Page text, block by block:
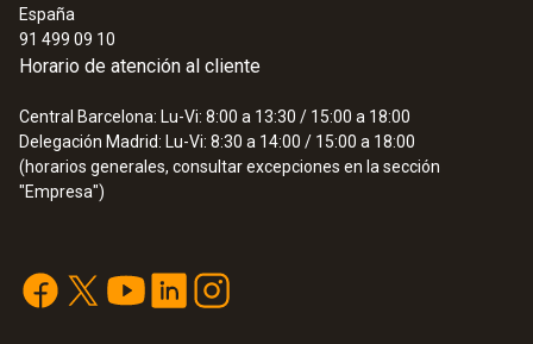
España
91 499 09 10
Horario de atención al cliente
Central Barcelona: Lu-Vi: 8:00 a 13:30 / 15:00 a 18:00
Delegación Madrid: Lu-Vi: 8:30 a 14:00 / 15:00 a 18:00
(horarios generales, consultar excepciones en la sección
"Empresa")